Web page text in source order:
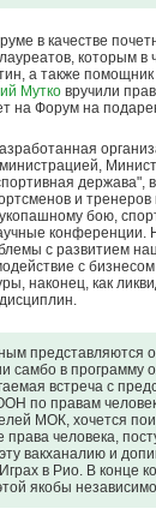
в качестве
которым в
а также
Мутко вручили
на Форум на
держава",
и
бою,
конференции.
с развитием
с
наконец, как
представляются
самбо в программу
встреча с
по правам
МОК, хочется
права человека,
вакханалию и
в Рио. В конце
якобы